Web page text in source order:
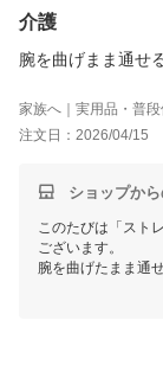
せたがや介護
介護
腕を曲げまま通せ
家族へ｜実用品・普
注文日：2026/04/15
ショップか
このたびは「スト
ございます。
腕を曲げたまま通
るお言葉、とても